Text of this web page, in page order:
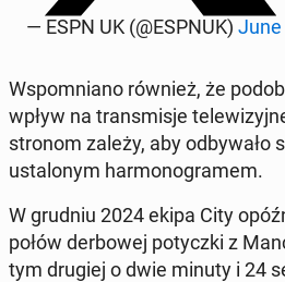
— ESPN UK (@ESPNUK) June
Wspom­ni­ano również, że
wpływ na trans­mis­je
stronom zależy, aby odby­wało
ustalonym har­mono­gramem.
W grudniu 2024 ekipa City
połów der­bowej po­ty­cz­ki z
tym drugiej o dwie minuty i 24